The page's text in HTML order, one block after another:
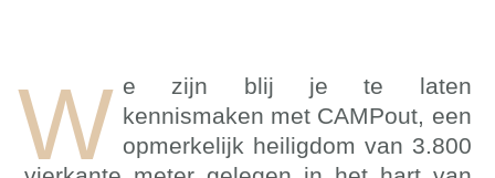
W e zijn blij je te laten
kennismaken met CAMPout, een
opmerkelijk heiligdom van 3.800